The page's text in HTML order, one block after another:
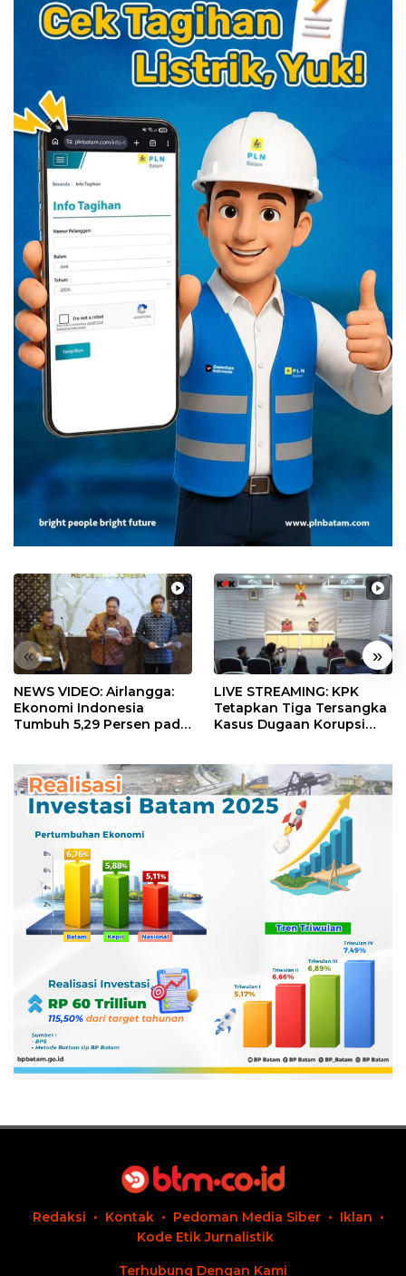
« »
NEWS VIDEO: Airlangga:
Ekonomi Indonesia
Tumbuh 5,29 Persen pada
LIVE STREAMING: KPK
Tetapkan Tiga Tersangka
Kasus Dugaan Korupsi
Redaksi Kontak Pedoman Media Siber
Iklan
Kode Etik Jurnalistik
Terhubung Dengan Kami